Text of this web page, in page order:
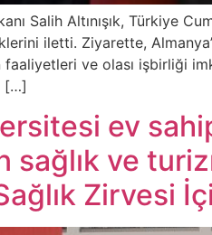
Salih Altınışık, Türkiye
iletti. Ziyarette,
ve olası işbirliği
[…]
ev
ve
Zirvesi